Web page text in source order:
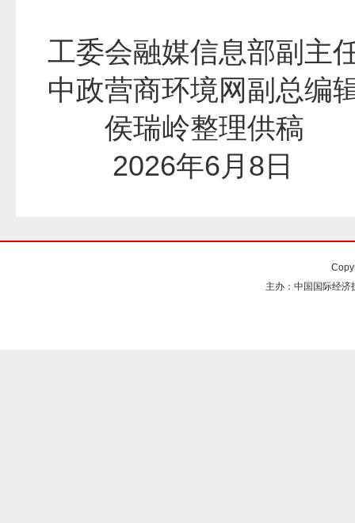
工委会融媒信息部副主
中政营商环境网副总编
侯瑞岭整理供
2026年6月8日
主办：中国国际经